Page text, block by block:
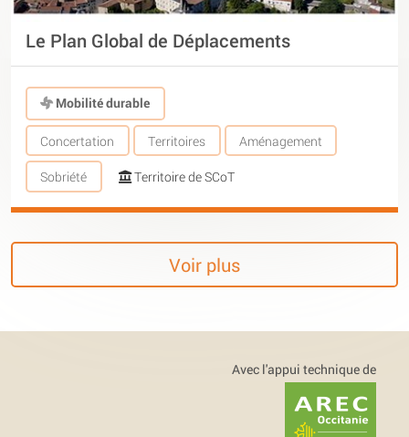
Le Plan Global de Déplacements
Mobilité durable
Concertation Territoires Aménagement
Sobriété Territoire de SCoT
Voir plus
Avec l'appui technique de